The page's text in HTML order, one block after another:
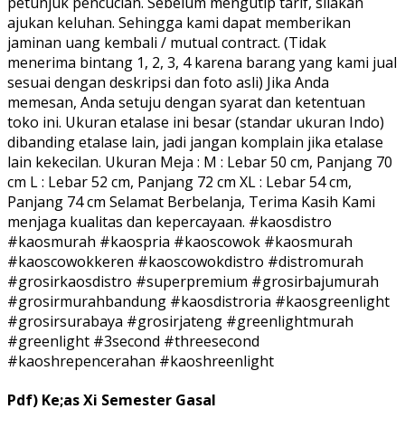
ajukan keluhan. Sehingga kami dapat memberikan
jaminan uang kembali / mutual contract. (Tidak
menerima bintang 1, 2, 3, 4 karena barang yang kami jual
sesuai dengan deskripsi dan foto asli) Jika Anda
memesan, Anda setuju dengan syarat dan ketentuan
toko ini. Ukuran etalase ini besar (standar ukuran Indo)
dibanding etalase lain, jadi jangan komplain jika etalase
lain kekecilan. Ukuran Meja : M : Lebar 50 cm, Panjang 70
cm L : Lebar 52 cm, Panjang 72 cm XL : Lebar 54 cm,
Panjang 74 cm Selamat Berbelanja, Terima Kasih Kami
menjaga kualitas dan kepercayaan. #kaosdistro
#kaosmurah #kaospria #kaoscowok #kaosmurah
#kaoscowokkeren #kaoscowokdistro #distromurah
#grosirkaosdistro #superpremium #grosirbajumurah
#grosirmurahbandung #kaosdistroria #kaosgreenlight
#grosirsurabaya #grosirjateng #greenlightmurah
#greenlight #3second #threesecond
#kaoshrepencerahan #kaoshreenlight
Pdf) Ke;as Xi Semester Gasal